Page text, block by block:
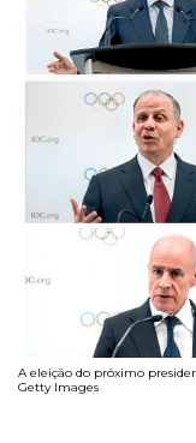
A eleição do próximo
Getty Images